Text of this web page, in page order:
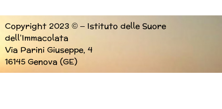
Copyright 2023 © – Istituto delle Suore
dell’Immacolata
Via Parini Giuseppe, 4
16145 Genova (GE)